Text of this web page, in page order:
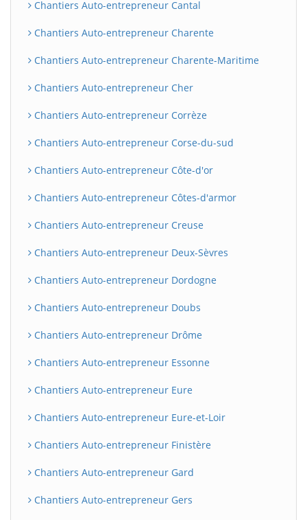
Chantiers Auto-entrepreneur Cantal
Chantiers Auto-entrepreneur Charente
Chantiers Auto-entrepreneur Charente-Maritime
Chantiers Auto-entrepreneur Cher
Chantiers Auto-entrepreneur Corrèze
Chantiers Auto-entrepreneur Corse-du-sud
Chantiers Auto-entrepreneur Côte-d'or
Chantiers Auto-entrepreneur Côtes-d'armor
Chantiers Auto-entrepreneur Creuse
Chantiers Auto-entrepreneur Deux-Sèvres
Chantiers Auto-entrepreneur Dordogne
Chantiers Auto-entrepreneur Doubs
Chantiers Auto-entrepreneur Drôme
Chantiers Auto-entrepreneur Essonne
Chantiers Auto-entrepreneur Eure
Chantiers Auto-entrepreneur Eure-et-Loir
Chantiers Auto-entrepreneur Finistère
Chantiers Auto-entrepreneur Gard
Chantiers Auto-entrepreneur Gers